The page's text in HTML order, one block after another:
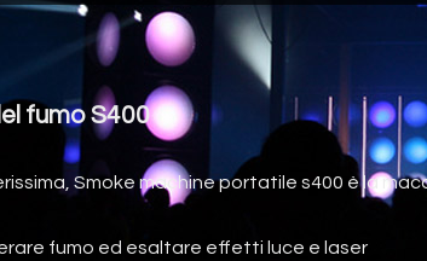
fumo S400
Smoke machine portatile s400 è la
fumo ed esaltare effetti luce e laser